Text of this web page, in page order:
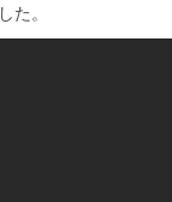
た。